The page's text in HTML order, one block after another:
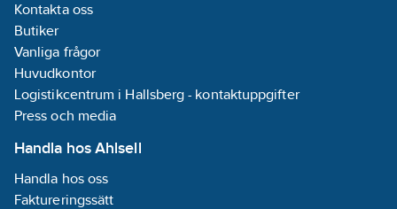
Kontakta oss
Butiker
Vanliga frågor
Huvudkontor
Logistikcentrum i Hallsberg - kontaktuppgifter
Press och media
Handla hos Ahlsell
Handla hos oss
Faktureringssätt